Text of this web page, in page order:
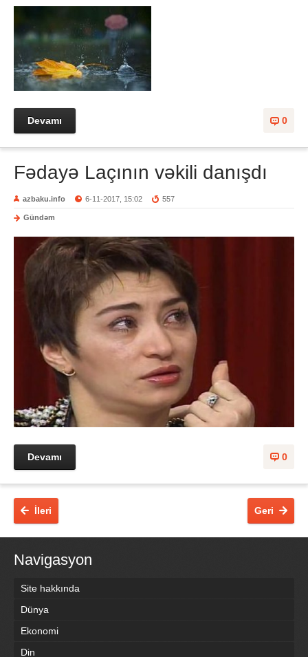
0
Devamı
Fədayə Laçının vəkili danışdı
azbaku.info 6-11-2017, 15:02 557
Gündəm
0
Devamı
Geri
İleri
Navigasyon
Site hakkında
Dünya
Ekonomi
Din